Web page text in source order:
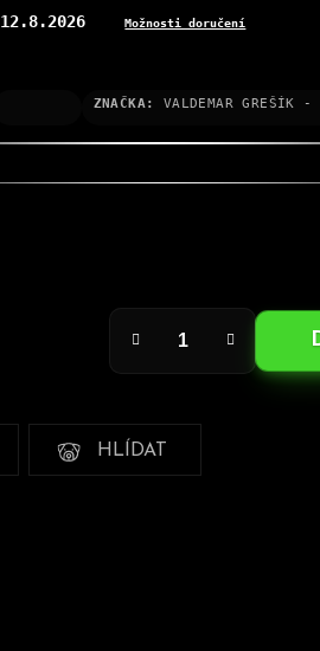
12.8.2026 Možnosti doručení
ZNAČKA: VALDEMAR GREŠÍK
HLÍDAT